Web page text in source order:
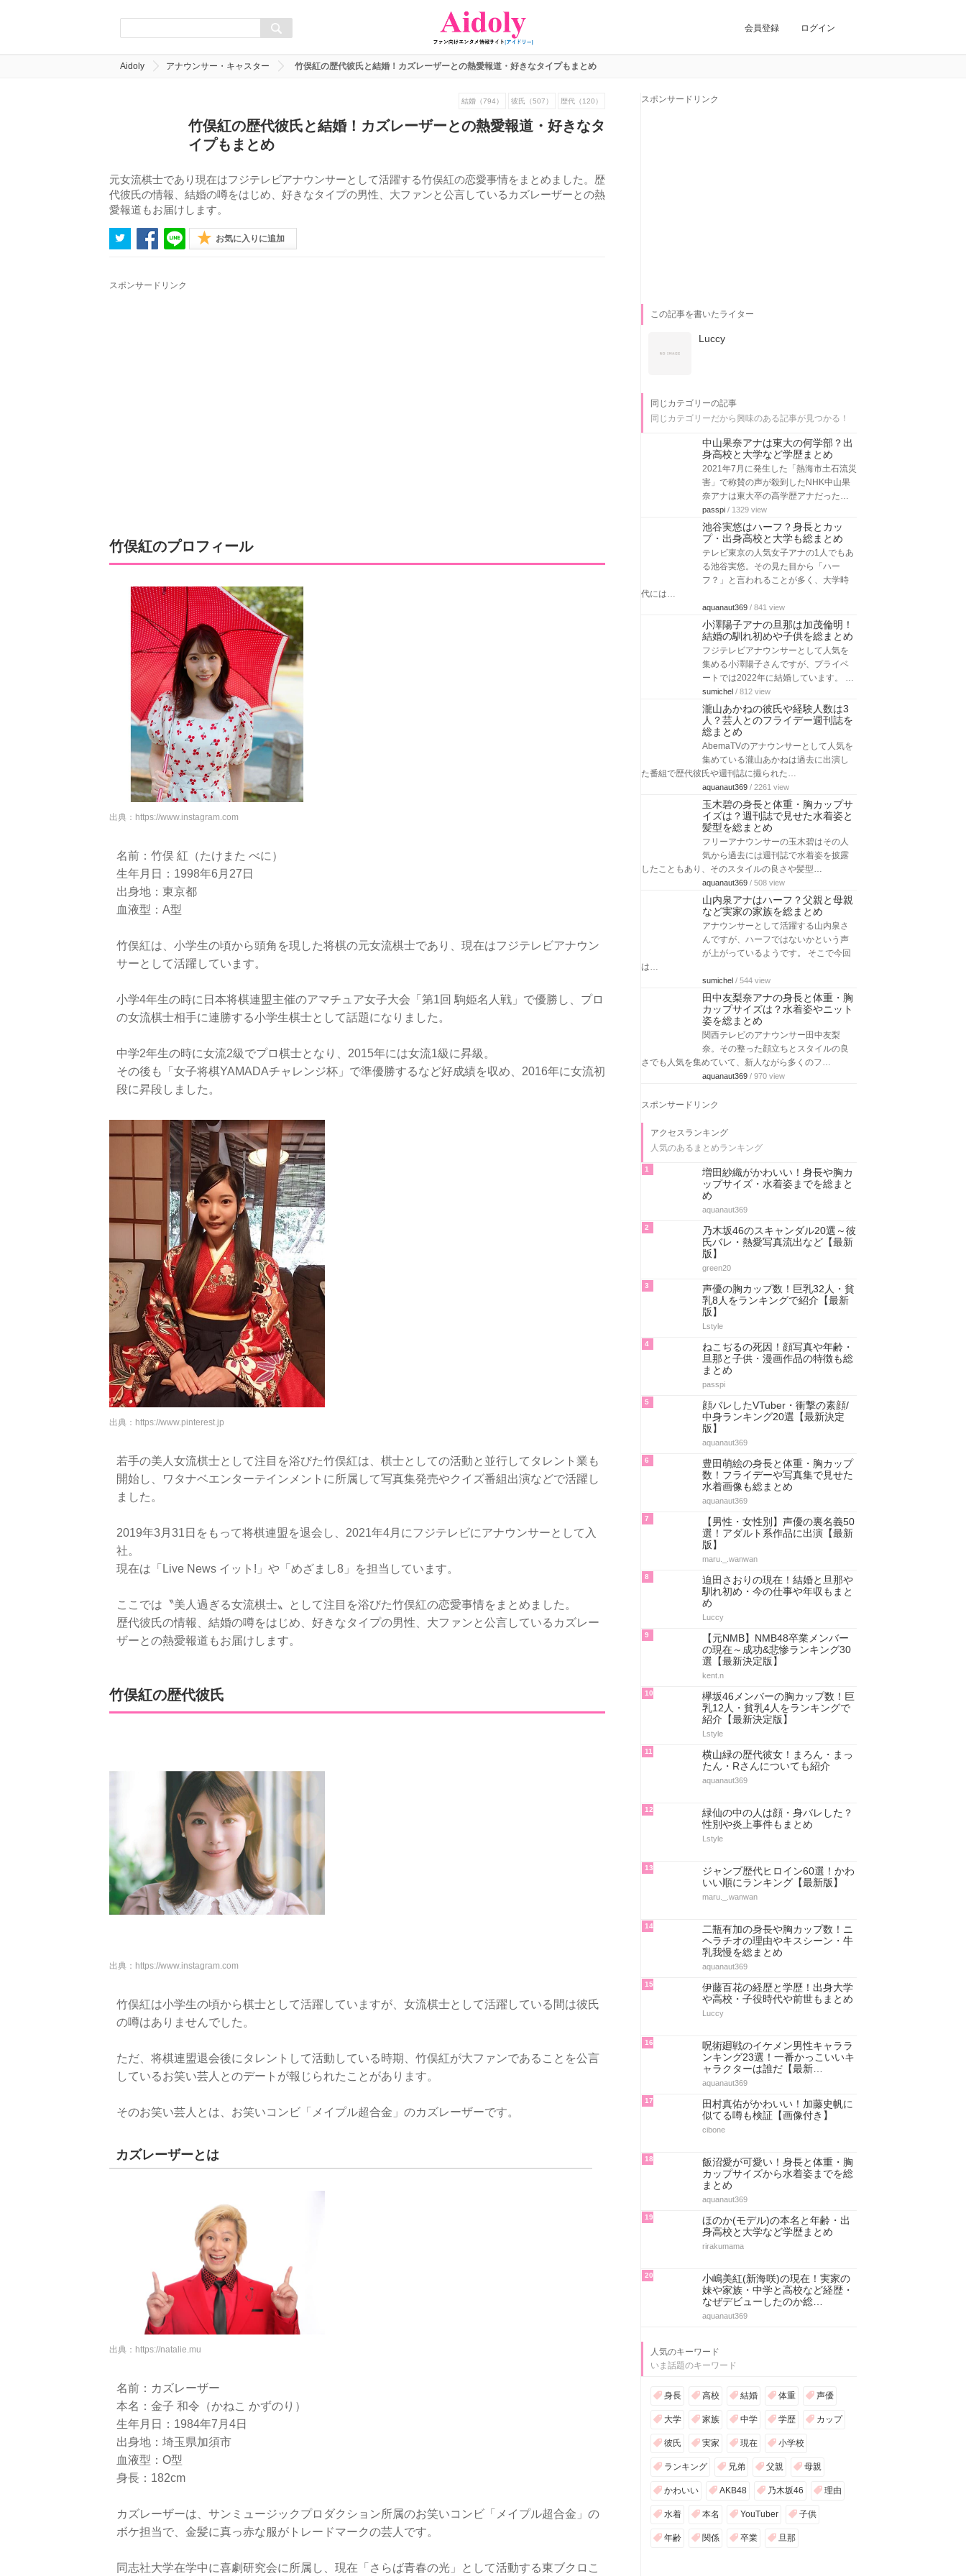
会員登録 ログイン
Aidoly アナウンサー・キャスター 竹俣紅の歴代彼氏と結婚！カズレーザーとの熱愛報道・好きなタイプもまとめ
結婚（794） 彼氏（507） 歴代（120）
竹俣紅の歴代彼氏と結婚！カズレーザーとの熱愛報道・好きなタ
イプもまとめ
元女流棋士であり現在はフジテレビアナウンサーとして活躍する竹俣紅の恋愛事情をまとめました。歴
代彼氏の情報、結婚の噂をはじめ、好きなタイプの男性、大ファンと公言しているカズレーザーとの熱
愛報道もお届けします。
お気に入りに追加
スポンサードリンク
竹俣紅のプロフィール
出典： https://www.instagram.com
名前：竹俣 紅（たけまた べに）
生年月日：1998年6月27日
出身地：東京都
血液型：A型
竹俣紅は、小学生の頃から頭角を現した将棋の元女流棋士であり、現在はフジテレビアナウン
サーとして活躍しています。
小学4年生の時に日本将棋連盟主催のアマチュア女子大会「第1回 駒姫名人戦」で優勝し、プロ
の女流棋士相手に連勝する小学生棋士として話題になりました。
中学2年生の時に女流2級でプロ棋士となり、2015年には女流1級に昇級。
その後も「女子将棋YAMADAチャレンジ杯」で準優勝するなど好成績を収め、2016年に女流初
段に昇段しました。
出典： https://www.pinterest.jp
若手の美人女流棋士として注目を浴びた竹俣紅は、棋士としての活動と並行してタレント業も
開始し、ワタナベエンターテインメントに所属して写真集発売やクイズ番組出演などで活躍し
ました。
2019年3月31日をもって将棋連盟を退会し、2021年4月にフジテレビにアナウンサーとして入
社。
現在は「Live News イット!」や「めざまし8」を担当しています。
ここでは〝美人過ぎる女流棋士〟として注目を浴びた竹俣紅の恋愛事情をまとめました。
歴代彼氏の情報、結婚の噂をはじめ、好きなタイプの男性、大ファンと公言しているカズレー
ザーとの熱愛報道もお届けします。
竹俣紅の歴代彼氏
出典： https://www.instagram.com
竹俣紅は小学生の頃から棋士として活躍していますが、女流棋士として活躍している間は彼氏
の噂はありませんでした。
ただ、将棋連盟退会後にタレントして活動している時期、竹俣紅が大ファンであることを公言
しているお笑い芸人とのデートが報じられたことがあります。
そのお笑い芸人とは、お笑いコンビ「メイプル超合金」のカズレーザーです。
カズレーザーとは
出典： https://natalie.mu
名前：カズレーザー
本名：金子 和令（かねこ かずのり）
生年月日：1984年7月4日
出身地：埼玉県加須市
血液型：O型
身長：182cm
カズレーザーは、サンミュージックプロダクション所属のお笑いコンビ「メイプル超合金」の
ボケ担当で、金髪に真っ赤な服がトレードマークの芸人です。
同志社大学在学中に喜劇研究会に所属し、現在「さらば青春の光」として活動する東ブクロこ
スポンサードリンク
この記事を書いたライター
Luccy
同じカテゴリーの記事
同じカテゴリーだから興味のある記事が見つかる！
中山果奈アナは東大の何学部？出
身高校と大学など学歴まとめ
2021年7月に発生した「熱海市土石流災
害」で称賛の声が殺到したNHK中山果
奈アナは東大卒の高学歴アナだった…
passpi / 1329 view
池谷実悠はハーフ？身長とカッ
プ・出身高校と大学も総まとめ
テレビ東京の人気女子アナの1人でもあ
る池谷実悠。その見た目から「ハー
フ？」と言われることが多く、大学時
代には…
aquanaut369 / 841 view
小澤陽子アナの旦那は加茂倫明！
結婚の馴れ初めや子供を総まとめ
フジテレビアナウンサーとして人気を
集める小澤陽子さんですが、プライベ
ートでは2022年に結婚しています。 …
sumichel / 812 view
瀧山あかねの彼氏や経験人数は3
人？芸人とのフライデー週刊誌を
総まとめ
AbemaTVのアナウンサーとして人気を
集めている瀧山あかねは過去に出演し
た番組で歴代彼氏や週刊誌に撮られた…
aquanaut369 / 2261 view
玉木碧の身長と体重・胸カップサ
イズは？週刊誌で見せた水着姿と
髪型を総まとめ
フリーアナウンサーの玉木碧はその人
気から過去には週刊誌で水着姿を披露
したこともあり、そのスタイルの良さや髪型…
aquanaut369 / 508 view
山内泉アナはハーフ？父親と母親
など実家の家族を総まとめ
アナウンサーとして活躍する山内泉さ
んですが、ハーフではないかという声
が上がっているようです。 そこで今回
は…
sumichel / 544 view
田中友梨奈アナの身長と体重・胸
カップサイズは？水着姿やニット
姿を総まとめ
関西テレビのアナウンサー田中友梨
奈。その整った顔立ちとスタイルの良
さでも人気を集めていて、新人ながら多くのフ…
aquanaut369 / 970 view
スポンサードリンク
アクセスランキング
人気のあるまとめランキング
1
増田紗織がかわいい！身長や胸カ
ップサイズ・水着姿までを総まと
め
aquanaut369
2
乃木坂46のスキャンダル20選～彼
氏バレ・熱愛写真流出など【最新
版】
green20
3
声優の胸カップ数！巨乳32人・貧
乳8人をランキングで紹介【最新
版】
Lstyle
4
ねこぢるの死因！顔写真や年齢・
旦那と子供・漫画作品の特徴も総
まとめ
passpi
5
顔バレしたVTuber・衝撃の素顔/
中身ランキング20選【最新決定
版】
aquanaut369
6
豊田萌絵の身長と体重・胸カップ
数！フライデーや写真集で見せた
水着画像も総まとめ
aquanaut369
7
【男性・女性別】声優の裏名義50
選！アダルト系作品に出演【最新
版】
maru._.wanwan
8
迫田さおりの現在！結婚と旦那や
馴れ初め・今の仕事や年収もまと
め
Luccy
9
【元NMB】NMB48卒業メンバー
の現在～成功&悲惨ランキング30
選【最新決定版】
kent.n
10
欅坂46メンバーの胸カップ数！巨
乳12人・貧乳4人をランキングで
紹介【最新決定版】
Lstyle
11
横山緑の歴代彼女！まろん・まっ
たん・Rさんについても紹介
aquanaut369
12
緑仙の中の人は顔・身バレした？
性別や炎上事件もまとめ
Lstyle
13
ジャンプ歴代ヒロイン60選！かわ
いい順にランキング【最新版】
maru._.wanwan
14
二瓶有加の身長や胸カップ数！ニ
ヘラチオの理由やキスシーン・牛
乳我慢を総まとめ
aquanaut369
15
伊藤百花の経歴と学歴！出身大学
や高校・子役時代や前世もまとめ
Luccy
16
呪術廻戦のイケメン男性キャララ
ンキング23選！一番かっこいいキ
ャラクターは誰だ【最新…
aquanaut369
17
田村真佑がかわいい！加藤史帆に
似てる噂も検証【画像付き】
cibone
18
飯沼愛が可愛い！身長と体重・胸
カップサイズから水着姿までを総
まとめ
aquanaut369
19
ほのか(モデル)の本名と年齢・出
身高校と大学など学歴まとめ
rirakumama
20
小嶋美紅(新海咲)の現在！実家の
妹や家族・中学と高校など経歴・
なぜデビューしたのか総…
aquanaut369
人気のキーワード
いま話題のキーワード
身長 高校 結婚 体重 声優
大学 家族 中学 学歴 カップ
彼氏 実家 現在 小学校
ランキング 兄弟 父親 母親
かわいい AKB48 乃木坂46 理由
水着 本名 YouTuber 子供
年齢 関係 卒業 旦那